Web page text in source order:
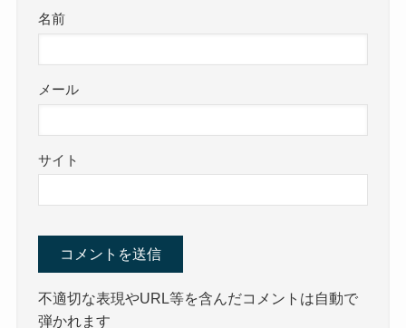
名前
メール
サイト
不適切な表現やURL等を含んだコメントは自動で
弾かれます